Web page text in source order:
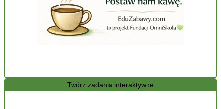
Twórz zadania interaktywne